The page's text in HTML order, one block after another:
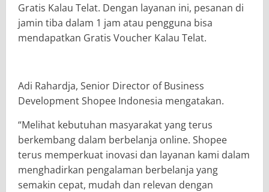
Gratis Kalau Telat. Dengan layanan ini, pesanan di
jamin tiba dalam 1 jam atau pengguna bisa
mendapatkan Gratis Voucher Kalau Telat.
Adi Rahardja, Senior Director of Business
Development Shopee Indonesia mengatakan.
“Melihat kebutuhan masyarakat yang terus
berkembang dalam berbelanja online. Shopee
terus memperkuat inovasi dan layanan kami dalam
menghadirkan pengalaman berbelanja yang
semakin cepat, mudah dan relevan dengan